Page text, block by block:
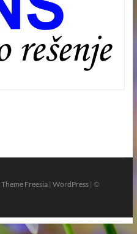
Theme Freesia| WordPress| ©